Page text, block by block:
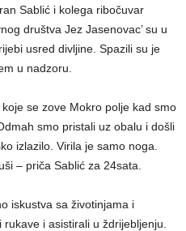
Sablić i kolega ribočuvar
društva Jez Jasenovac’ su u
usred divljine. Spazili su je
u nadzoru.
se zove Mokro polje kad smo
smo pristali uz obalu i došli
izlazilo. Virila je samo noga.
– priča Sablić za 24sata.
iskustva sa životinjama i
i asistirali u ždrijebljenju.